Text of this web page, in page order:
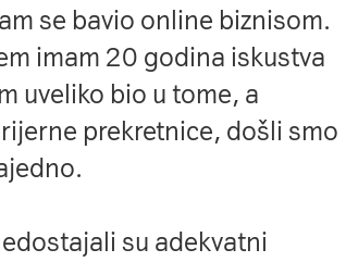
se bavio online biznisom.
imam 20 godina iskustva
uveliko bio u tome, a
prekretnice, došli smo
su adekvatni